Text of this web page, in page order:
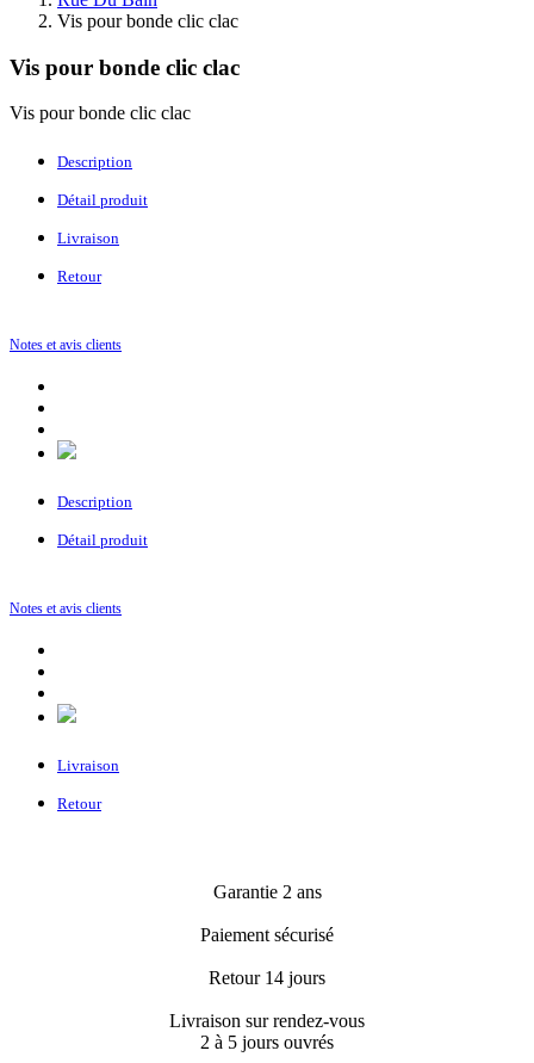
Vis pour bonde clic clac
Vis pour bonde clic clac
Vis pour bonde clic clac
Description
Détail produit
Livraison
Retour
Notes et avis clients
Description
Détail produit
Notes et avis clients
Livraison
Retour
Garantie 2 ans
Paiement sécurisé
Retour 14 jours
Livraison sur rendez-vous
2 à 5 jours ouvrés